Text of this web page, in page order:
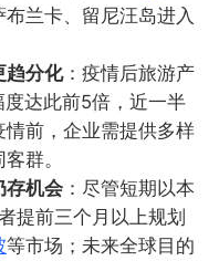
兰卡、留尼汪岛进入
趋分化：疫情后旅游产
达此前5倍，近一半
前，企业需提供多样
群。
存机会：尽管短期以本
提前三个月以上规划
等市场；未来全球目的